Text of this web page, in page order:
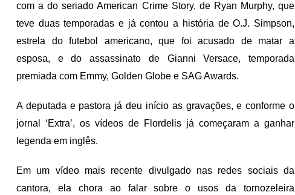
com a do seriado American Crime Story, de Ryan Murphy, que
teve duas temporadas e já contou a história de O.J. Simpson,
estrela do futebol americano, que foi acusado de matar a
esposa, e do assassinato de Gianni Versace, temporada
premiada com Emmy, Golden Globe e SAG Awards.
A deputada e pastora já deu início as gravações, e conforme o
jornal ‘Extra’, os vídeos de Flordelis já começaram a ganhar
legenda em inglês.
Em um vídeo mais recente divulgado nas redes sociais da
cantora, ela chora ao falar sobre o usos da tornozeleira